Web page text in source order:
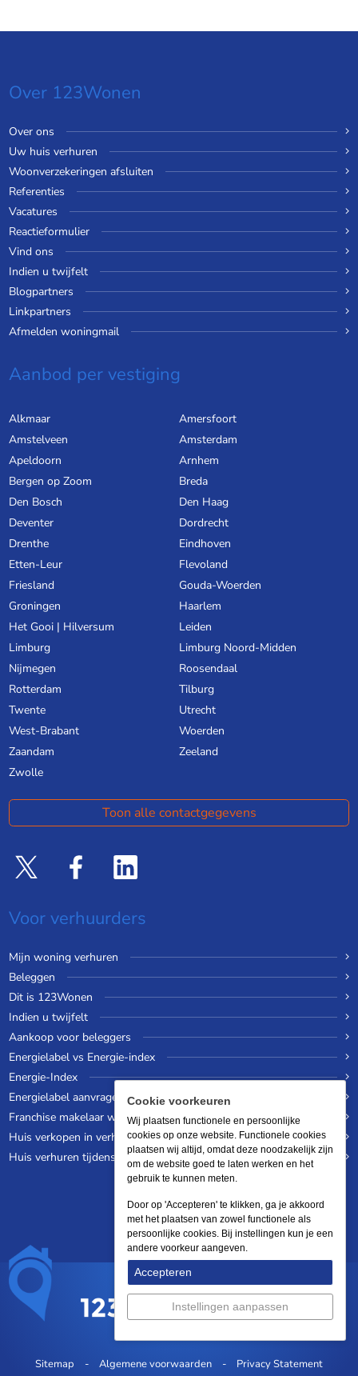
Over 123Wonen
Over ons
Uw huis verhuren
Woonverzekeringen afsluiten
Referenties
Vacatures
Reactieformulier
Vind ons
Indien u twijfelt
Blogpartners
Linkpartners
Afmelden woningmail
Aanbod per vestiging
Alkmaar
Amersfoort
Amstelveen
Amsterdam
Apeldoorn
Arnhem
Bergen op Zoom
Breda
Den Bosch
Den Haag
Deventer
Dordrecht
Drenthe
Eindhoven
Etten-Leur
Flevoland
Friesland
Gouda-Woerden
Groningen
Haarlem
Het Gooi | Hilversum
Leiden
Limburg
Limburg Noord-Midden
Nijmegen
Roosendaal
Rotterdam
Tilburg
Twente
Utrecht
West-Brabant
Woerden
Zaandam
Zeeland
Zwolle
Toon alle contactgegevens
Voor verhuurders
Mijn woning verhuren
Beleggen
Dit is 123Wonen
Indien u twijfelt
Aankoop voor beleggers
Energielabel vs Energie-index
Energie-Index
Energielabel aanvragen
Franchise makelaar worden
Huis verkopen in verhuurde staat
Huis verhuren tijdens een wereldreis
Sitemap Algemene voorwaarden Privacy Statement
Cookie voorkeuren
Wij plaatsen functionele en persoonlijke
cookies op onze website. Functionele cookies
plaatsen wij altijd, omdat deze noodzakelijk zijn
om de website goed te laten werken en het
gebruik te kunnen meten.
Door op 'Accepteren' te klikken, ga je akkoord
met het plaatsen van zowel functionele als
persoonlijke cookies. Bij instellingen kun je een
andere voorkeur aangeven.
Accepteren
Instellingen aanpassen